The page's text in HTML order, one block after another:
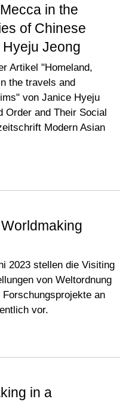
in the
of Chinese
Jeong
Artikel "Homeland,
the travels and
von Janice Hyeju
Order and Their Social
Modern Asian
2023 stellen die Visiting
von Weltordnung
an
vor.
in a